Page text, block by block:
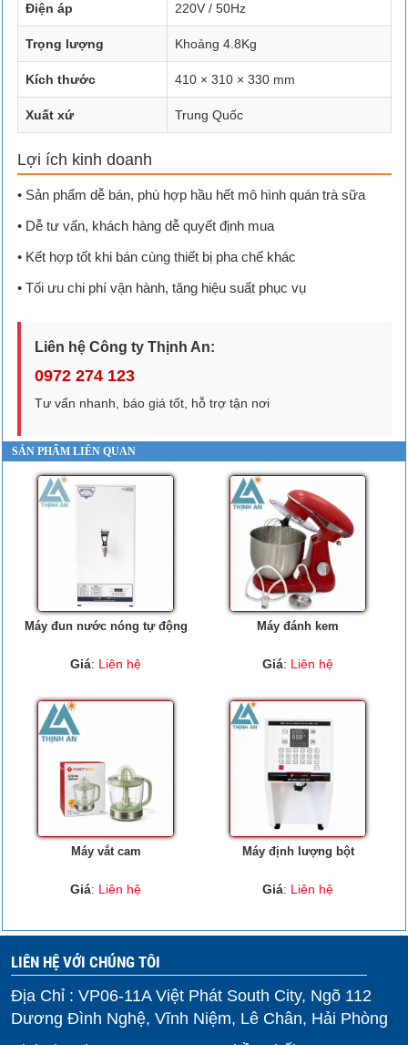
Điện áp 220V / 50Hz
Trọng lượng Khoảng 4.8Kg
Kích thước 410 × 310 × 330 mm
Xuất xứ Trung Quốc
Lợi ích kinh doanh
• Sản phẩm dễ bán, phù hợp hầu hết mô hình quán trà sữa
• Dễ tư vấn, khách hàng dễ quyết định mua
• Kết hợp tốt khi bán cùng thiết bị pha chế khác
• Tối ưu chi phí vận hành, tăng hiệu suất phục vụ
Liên hệ Công ty Thịnh An:
0972 274 123
Tư vấn nhanh, báo giá tốt, hỗ trợ tận nơi
SẢN PHẨM LIÊN QUAN
Máy đun nước nóng tự động
Giá: Liên hệ
Máy đánh kem
Giá: Liên hệ
Máy vắt cam
Giá: Liên hệ
Máy định lượng bột
Giá: Liên hệ
LIÊN HỆ VỚI CHÚNG TÔI
Địa Chỉ : VP06-11A Việt Phát South City, Ngõ 112
Dương Đình Nghệ, Vĩnh Niệm, Lê Chân, Hải Phòng